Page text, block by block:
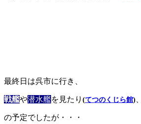
最終日は呉市に行き、
戦艦や潜水艦を見たり (てつのくじら館)
の予定でしたが・・・